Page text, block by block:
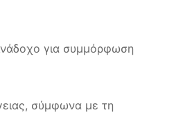
για συμμόρφωση
σύμφωνα με τη